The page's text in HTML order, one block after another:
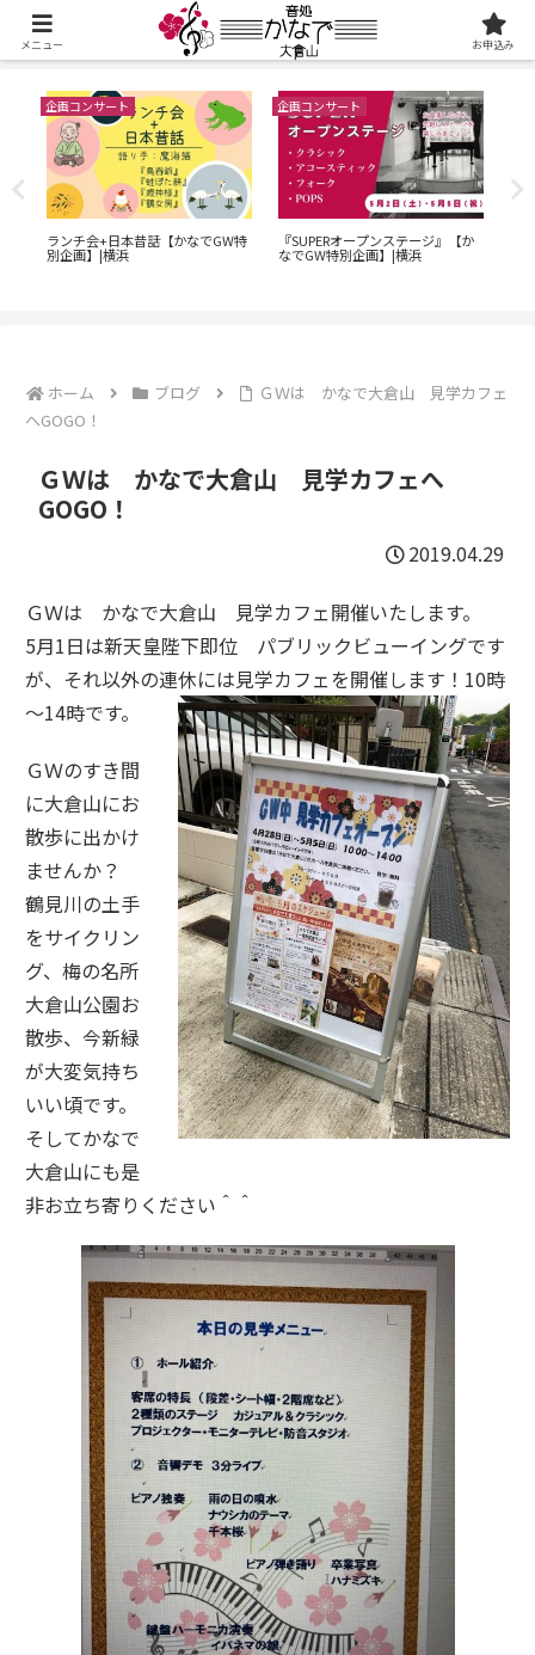
企画コンサート
ランチ会+日本昔話【かなでGW特
別企画】|横浜
企画コンサート
『SUPERオープンステージ』【か
なでGW特別企画】|横浜
ホーム ブログ
ＧＷは かなで大倉山 見学カフェ
へGOGO！
ＧＷは かなで大倉山 見学カフェへ
GOGO！
2019.04.29
ＧＷは かなで大倉山 見学カフェ開催いたします。
5月1日は新天皇陛下即位 パブリックビューイングです
が、それ以外の連休には見学カフェを開催します！10時
～14時です。
ＧＷのすき間
に大倉山にお
散歩に出かけ
ませんか？
鶴見川の土手
をサイクリン
グ、梅の名所
大倉山公園お
散歩、今新緑
が大変気持ち
いい頃です。
そしてかなで
大倉山にも是
非お立ち寄りください＾＾
メニュー お申込み